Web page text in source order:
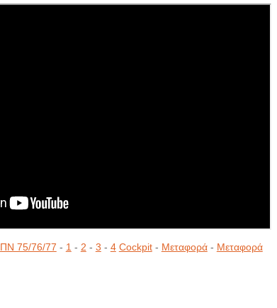
ΠΝ 75/76/77 - 1 - 2 - 3 - 4 Cockpit- Μεταφορά- Μεταφορά